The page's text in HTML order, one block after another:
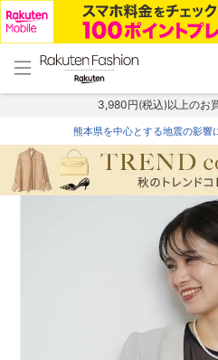
menu home
トップ
3,980円(税込)以上のお
熊本県を中心とする地震の影響